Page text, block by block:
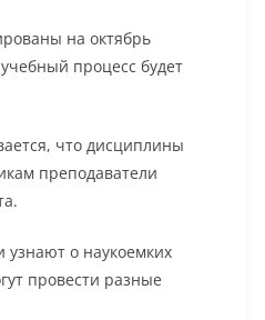
на октябрь
процесс будет
что дисциплины
преподаватели
о наукоемких
провести разные